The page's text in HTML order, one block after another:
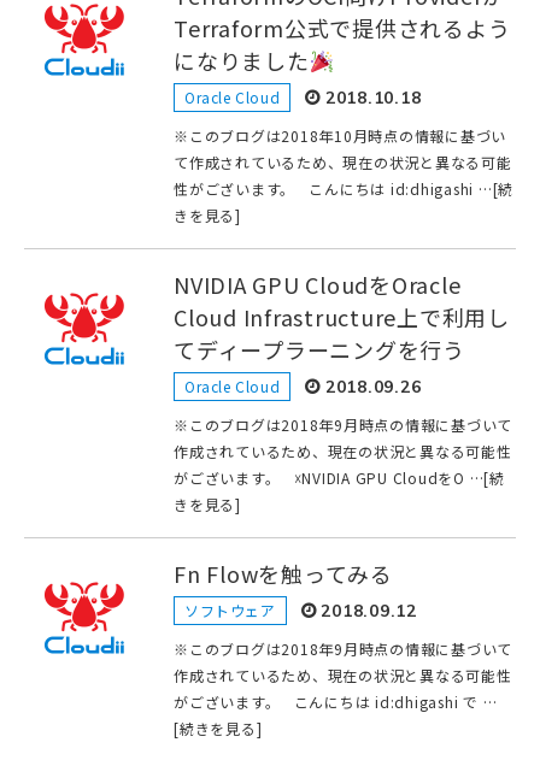
Terraform公式で提供されるよう
になりました
Oracle Cloud 2018.10.18
※このブログは2018年10月時点の情報に基づい
て作成されているため、現在の状況と異なる可能
性がございます。 こんにちは id:dhigashi …[続
きを見る]
NVIDIA GPU CloudをOracle
Cloud Infrastructure上で利用し
てディープラーニングを行う
Oracle Cloud 2018.09.26
※このブログは2018年9月時点の情報に基づいて
作成されているため、現在の状況と異なる可能性
がございます。 ☓NVIDIA GPU CloudをO …[続
きを見る]
Fn Flowを触ってみる
ソフトウェア 2018.09.12
※このブログは2018年9月時点の情報に基づいて
作成されているため、現在の状況と異なる可能性
がございます。 こんにちは id:dhigashi で …
[続きを見る]